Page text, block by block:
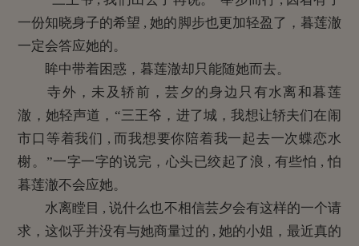
一份知晓身子的希望 , 她的脚步也更加轻盈了，暮莲澈
一定会答应她的。
眸中带着困惑，暮莲澈却只能随她而去。
寺外，未及轿前，芸夕的身边只有水离和暮莲
澈，她轻声道，“三王爷，进了城，我想让轿夫们在闹
市口等着我们 , 而我想要你陪着我一起去一次蝶恋水
榭。”一字一字的说完，心头已绞起了浪 , 有些怕 , 怕
暮莲澈不会应她。
水离瞠目 , 说什么也不相信芸夕会有这样的一个请
求，这似乎并没有与她商量过的 , 她的小姐，最近真的